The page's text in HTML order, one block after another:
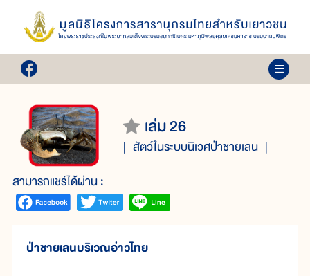
เล่ม 26
สัตว์ในระบบนิเวศป่าชายเลน
สามารถแชร์ได้ผ่าน :
ป่าชายเลนบริเวณอ่าวไทย